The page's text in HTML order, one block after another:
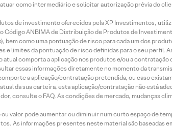
como intermediário e solicitar autorização prévia do
de investimento oferecidos pela XP Investimentos,
Código ANBIMA de Distribuição de Produtos de
bem como uma pontuação de risco para cada um dos
limites da pontuação de risco definidas para o seu perfil.
comporta a aplicação nos produtos e/ou a contratação
essas informações diretamente no momento da
a aplicação/contratação pretendida, ou caso
da sua carteira, esta aplicação/contratação não está
consulte o FAQ. As condições de mercado, mudanças
valor pode aumentar ou diminuir num curto espaço de
As informações presentes neste material são baseadas